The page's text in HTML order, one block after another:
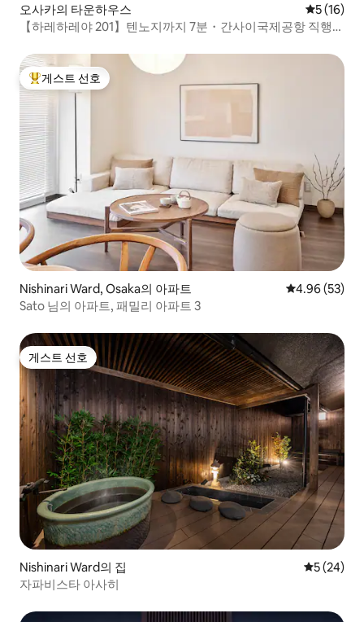
오사카의 타운하우스 평점 5점
5 (16)
【하레하레야 201】텐노지까지 7분・간사이국제공항 직행・
상위 게스트 선호
게스트 선호
Nishinari Ward, Osaka의 아파트 평점 4.96점(5
4.96 (53)
Sato 님의 아파트, 패밀리 아파트 3
게스트 선호
게스트 선호
Nishinari Ward의 집 평점 5점(5
5 (24)
자파비스타 아사히